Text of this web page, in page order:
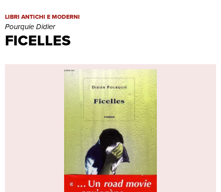
FICELLES
FICELLES | Libri antichi e moderni | Pourquie Didier
LIBRI ANTICHI E MODERNI
Pourquie Didier